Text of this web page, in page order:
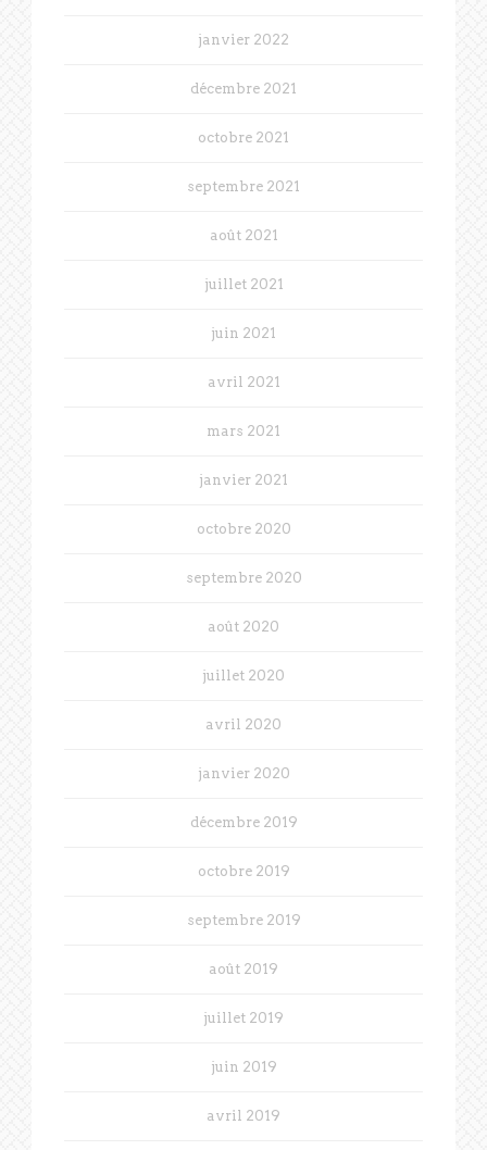
janvier 2022
décembre 2021
octobre 2021
septembre 2021
août 2021
juillet 2021
juin 2021
avril 2021
mars 2021
janvier 2021
octobre 2020
septembre 2020
août 2020
juillet 2020
avril 2020
janvier 2020
décembre 2019
octobre 2019
septembre 2019
août 2019
juillet 2019
juin 2019
avril 2019